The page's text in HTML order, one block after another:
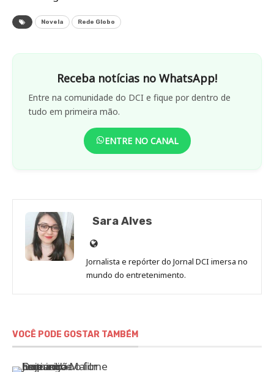
Novela Rede Globo
Receba notícias no WhatsApp!
Entre na comunidade do DCI e fique por dentro de
tudo em primeira mão.
ENTRE NO CANAL
Sara Alves
Site
de
Sara
Jornalista e repórter do Jornal DCI imersa no
mundo do entretenimento.
VOCÊ PODE GOSTAR TAMBÉM